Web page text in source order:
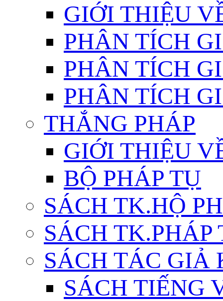
GIỚI THIỆU
PHÂN TÍCH
PHÂN TÍCH
PHÂN TÍCH
THẮNG PHÁP
GIỚI THIỆU
BỘ PHÁP TỤ
SÁCH TK.HỘ
SÁCH TK.PHÁP
SÁCH TÁC GIẢ
SÁCH TIẾNG